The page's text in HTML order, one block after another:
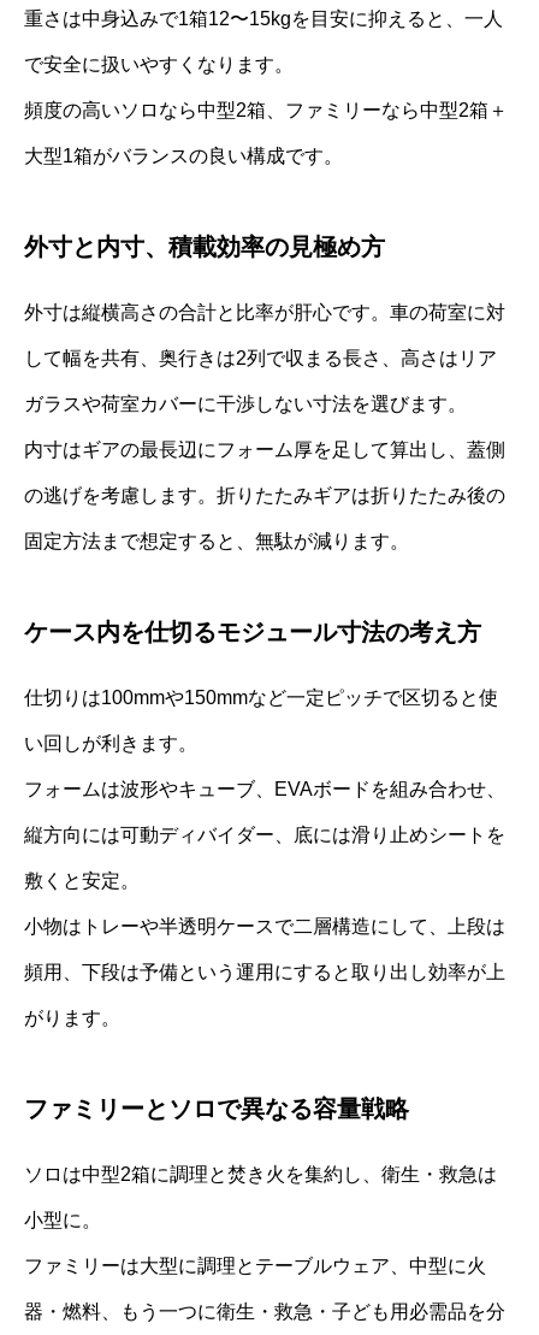
重さは中身込みで1箱12〜15kgを目安に抑えると、一人
で安全に扱いやすくなります。
頻度の高いソロなら中型2箱、ファミリーなら中型2箱＋
大型1箱がバランスの良い構成です。
外寸と内寸、積載効率の見極め方
外寸は縦横高さの合計と比率が肝心です。車の荷室に対
して幅を共有、奥行きは2列で収まる長さ、高さはリア
ガラスや荷室カバーに干渉しない寸法を選びます。
内寸はギアの最長辺にフォーム厚を足して算出し、蓋側
の逃げを考慮します。折りたたみギアは折りたたみ後の
固定方法まで想定すると、無駄が減ります。
ケース内を仕切るモジュール寸法の考え方
仕切りは100mmや150mmなど一定ピッチで区切ると使
い回しが利きます。
フォームは波形やキューブ、EVAボードを組み合わせ、
縦方向には可動ディバイダー、底には滑り止めシートを
敷くと安定。
小物はトレーや半透明ケースで二層構造にして、上段は
頻用、下段は予備という運用にすると取り出し効率が上
がります。
ファミリーとソロで異なる容量戦略
ソロは中型2箱に調理と焚き火を集約し、衛生・救急は
小型に。
ファミリーは大型に調理とテーブルウェア、中型に火
器・燃料、もう一つに衛生・救急・子ども用必需品を分